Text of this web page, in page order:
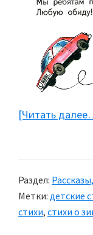
[Читать
Раздел:
Метки: детские
стихи, стихи о